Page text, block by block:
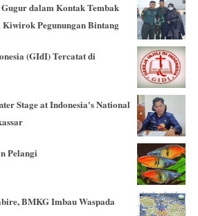
dalam Kontak Tembak
Kiwirok Pegunungan Bintang
(GIdI) Tercatat di
Stage at Indonesia's National
Pelangi
BMKG Imbau Waspada